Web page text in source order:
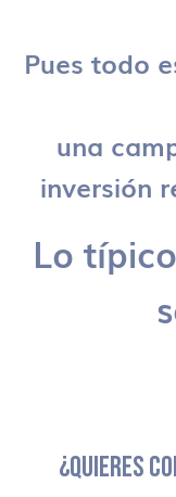
Pues todo
una
inversión
Lo
¿QUIERES